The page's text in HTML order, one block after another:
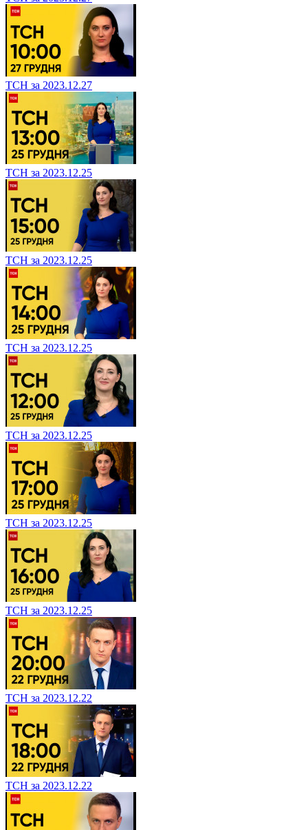
ТСН за 2023.12.27
ТСН за 2023.12.25
ТСН за 2023.12.25
ТСН за 2023.12.25
ТСН за 2023.12.25
ТСН за 2023.12.25
ТСН за 2023.12.25
ТСН за 2023.12.22
ТСН за 2023.12.22